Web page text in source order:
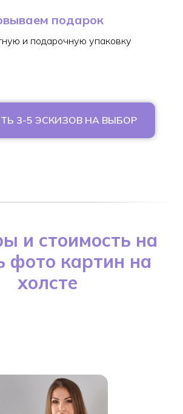
подарок
и подарочную упаковку
3-5 ЭСКИЗОВ НА ВЫБОР
и стоимость на
фото картин на
холсте